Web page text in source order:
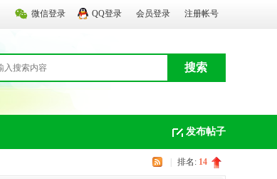
微信登录 QQ登录 会员登录 注册帐号
搜索
发布帖子
排名: 14